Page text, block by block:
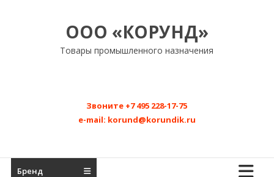
ООО «КОРУНД»
Товары промышленного назначения
Звоните +7 495 228-17-75
e-mail: korund@korundik.ru
Бренд